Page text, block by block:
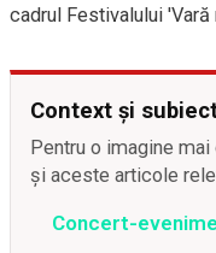
cadrul Festivalului 'Vară
Context și
Pentru o imagine
și aceste articole
Concert-